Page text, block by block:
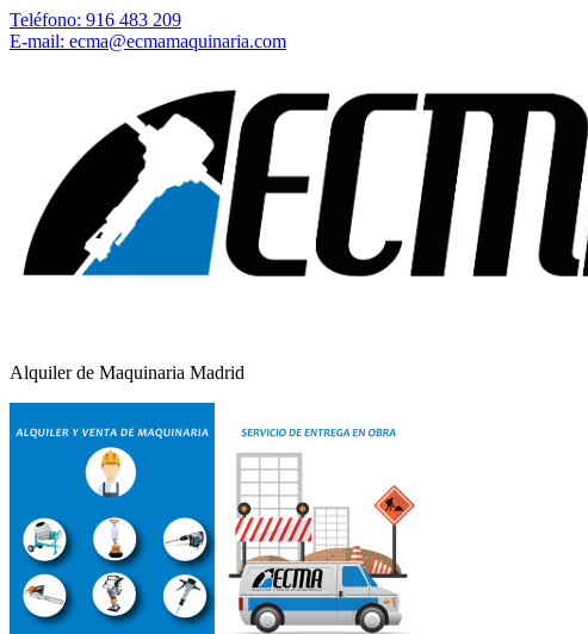
Teléfono: 916 483 209
E-mail: ecma@ecmamaquinaria.com
Alquiler de Maquinaria Madrid